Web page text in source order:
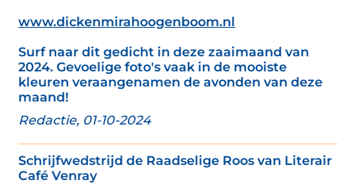
www.dickenmirahoogenboom.nl
Surf naar dit gedicht in deze zaaimaand van
2024. Gevoelige foto's vaak in de mooiste
kleuren veraangenamen de avonden van deze
maand!
Redactie, 01-10-2024
Schrijfwedstrijd de Raadselige Roos van Literair
Café Venray